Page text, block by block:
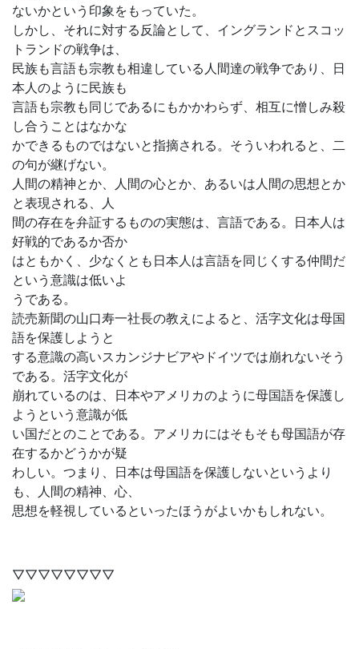
ないかという印象をもっていた。
しかし、それに対する反論として、イングランドとスコッ
トランドの戦争は、
民族も言語も宗教も相違している人間達の戦争であり、日
本人のように民族も
言語も宗教も同じであるにもかかわらず、相互に憎しみ殺
し合うことはなかな
かできるものではないと指摘される。そういわれると、二
の句が継げない。
人間の精神とか、人間の心とか、あるいは人間の思想とか
と表現される、人
間の存在を弁証するものの実態は、言語である。日本人は
好戦的であるか否か
はともかく、少なくとも日本人は言語を同じくする仲間だ
という意識は低いよ
うである。
読売新聞の山口寿一社長の教えによると、活字文化は母国
語を保護しようと
する意識の高いスカンジナビアやドイツでは崩れないそう
である。活字文化が
崩れているのは、日本やアメリカのように母国語を保護し
ようという意識が低
い国だとのことである。アメリカにはそもそも母国語が存
在するかどうかが疑
わしい。つまり、日本は母国語を保護しないというより
も、人間の精神、心、
思想を軽視しているといったほうがよいかもしれない。
▽▽▽▽▽▽▽▽